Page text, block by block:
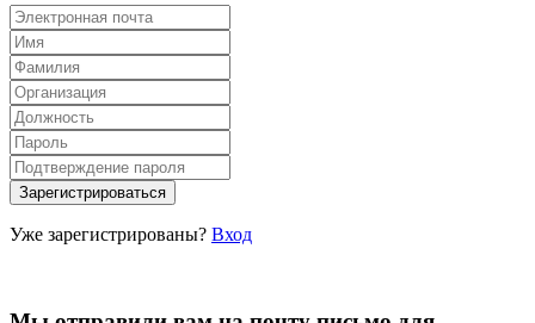
Уже зарегистрированы? Вход